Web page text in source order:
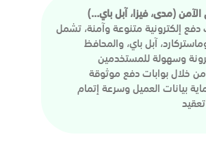
الآمن (مدى، فيزا، آبل باي...)
دفع إلكترونية متنوعة وآمنة، تشمل
آبل باي، والمحافظ
وسهولة للمستخدمين
خلال بوابات دفع موثوقة
بيانات العميل وسرعة إتمام